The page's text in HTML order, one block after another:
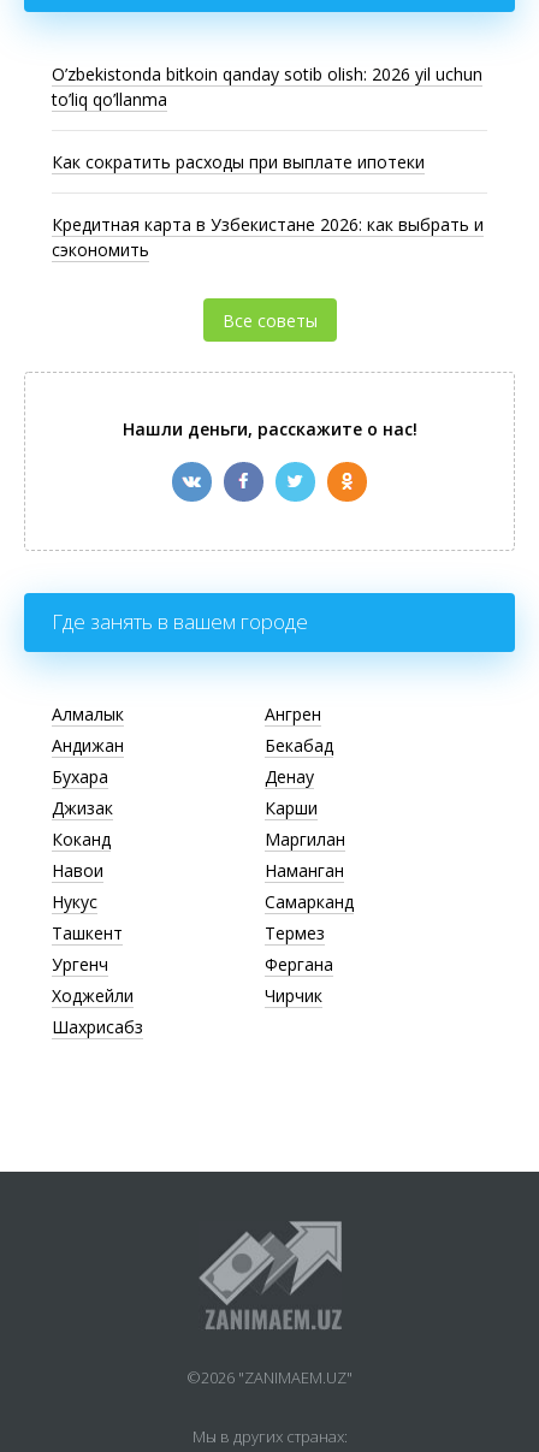
O’zbekistonda bitkoin qanday sotib olish: 2026 yil uchun
to’liq qo’llanma
Как сократить расходы при выплате ипотеки
Кредитная карта в Узбекистане 2026: как выбрать и
сэкономить
Все советы
Нашли деньги, расскажите о нас!
Где занять в вашем городе
Алмалык
Ангрен
Андижан
Бекабад
Бухара
Денау
Джизак
Карши
Коканд
Маргилан
Навои
Наманган
Нукус
Самарканд
Ташкент
Термез
Ургенч
Фергана
Ходжейли
Чирчик
Шахрисабз
©2026 "ZANIMAEM.UZ"
Мы в других странах: